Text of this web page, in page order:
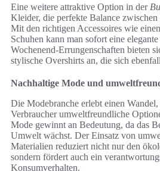
Eine weitere attraktive Option in der
Kleider, die perfekte Balance
Mit den richtigen Accessoires wie
Schuhen kann man sofort eine
Wochenend-Errungenschaften bieten
stylische Overshirts an, die sich
Nachhaltige Mode und
Die Modebranche erlebt einen
Verbraucher umweltfreundliche
Mode gewinnt an Bedeutung, da das
Umwelt wächst. Der Einsatz von
Materialien reduziert nicht nur den
sondern fördert auch ein
Konsumverhalten.